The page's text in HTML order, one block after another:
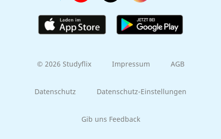
© 2026 Studyflix Impressum AGB
Datenschutz Datenschutz-Einstellungen
Gib uns Feedback